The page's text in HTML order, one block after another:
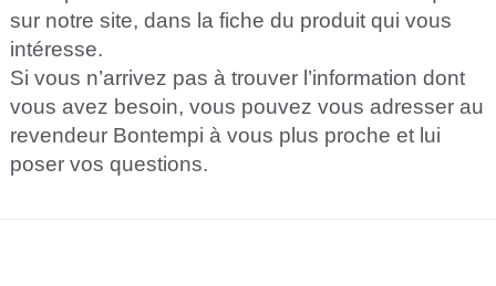
sur notre site, dans la fiche du produit qui vous
intéresse.
Si vous n’arrivez pas à trouver l’information dont
vous avez besoin, vous pouvez vous adresser au
revendeur Bontempi à vous plus proche et lui
poser vos questions.